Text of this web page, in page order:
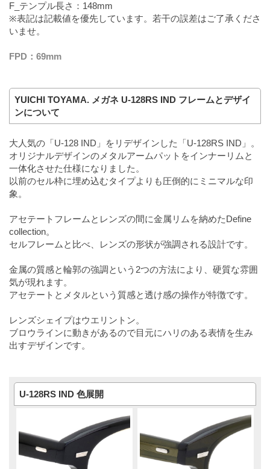
F_テンプル長さ：148mm
※表記は記載値を優先しています。若干の誤差はご了承くださ
いませ。
FPD：69mm
YUICHI TOYAMA. メガネ U-128RS IND フレームとデザイ
ンについて
大人気の「U-128 IND」をリデザインした「U-128RS IND」。
オリジナルデザインのメタルアームパットをインナーリムと
一体化させた仕様になりました。
以前のセル枠に埋め込むタイプよりも圧倒的にミニマルな印
象。
アセテートフレームとレンズの間に金属リムを納めたDefine
collection。
セルフレームと比べ、レンズの形状が強調される設計です。
金属の質感と輪郭の強調という2つの方法により、硬質な雰囲
気が現れます。
アセテートとメタルという質感と透け感の操作が特徴です。
レンズシェイプはウエリントン。
ブロウラインに動きがあるので目元にハリのある表情を生み
出すデザインです。
U-128RS IND 色展開